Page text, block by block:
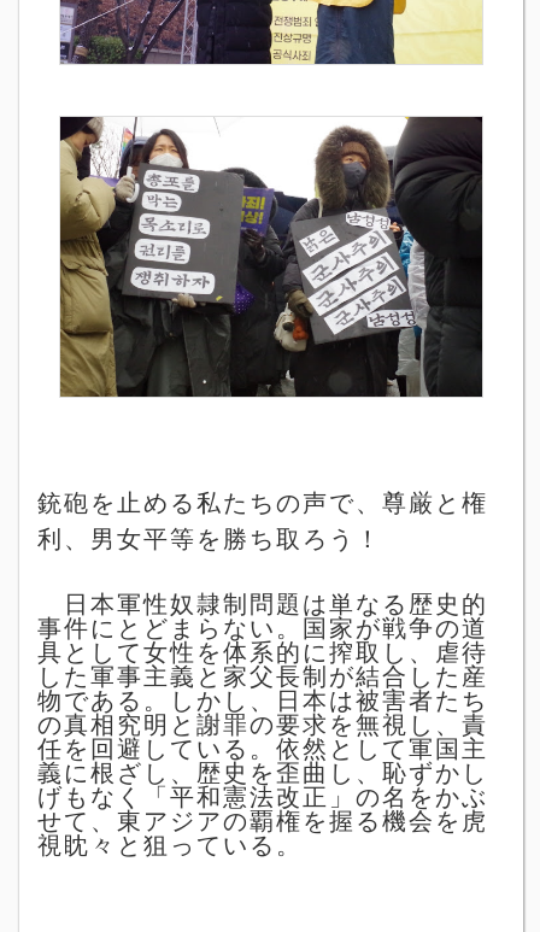
銃砲を止める私たちの声で、尊厳と権
利、男女平等を勝ち取ろう！
日本軍性奴隷制問題は単なる歴史的
事件にとどまらない。国家が戦争の道
具として女性を体系的に搾取し、虐待
した軍事主義と家父長制が結合した産
物である。しかし、日本は被害者たち
の真相究明と謝罪の要求を無視し、責
任を回避している。依然として軍国主
義に根ざし、歴史を歪曲し、恥ずかし
げもなく「平和憲法改正」の名をかぶ
せて、東アジアの覇権を握る機会を虎
視眈々と狙っている。